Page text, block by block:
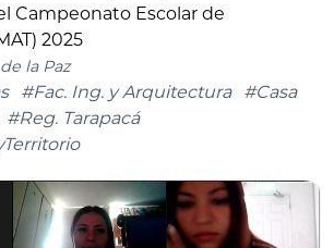
Campeonato Escolar de
2025
la Paz
#Fac. Ing. y Arquitectura
#Casa
#Reg. Tarapacá